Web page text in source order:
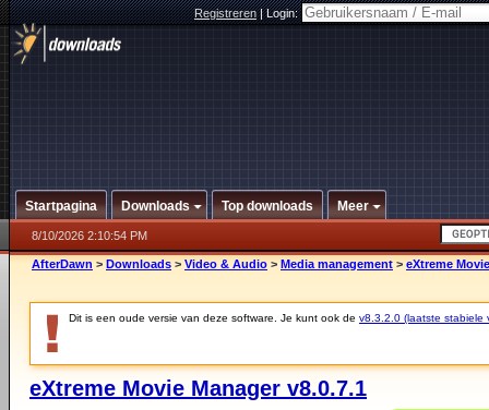
Registreren|Login:
Startpagina Downloads Top downloads Meer
8/10/2026 2:10:54 PM
AfterDawn > Downloads > Video & Audio > Media management > eXtreme
Dit is een oude versie van deze software. Je kunt ook de v8.3.2.0 (laatste stabiele
eXtreme Movie Manager v8.0.7.1